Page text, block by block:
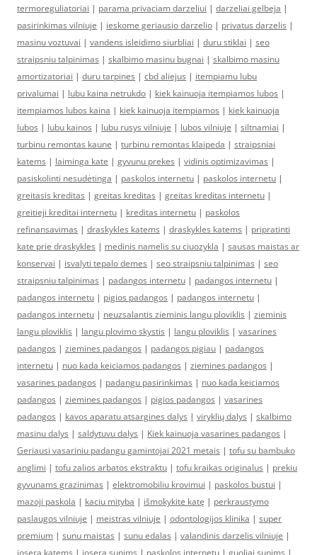
termoreguliatoriai | parama privaciam darzeliui | darzeliai gelbeja |
pasirinkimas vilniuje | ieskome geriausio darzelio | privatus darzelis |
masinu voztuvai | vandens isleidimo siurbliai | duru stiklai | seo
straipsniu talpinimas | skalbimo masinu bugnai | skalbimo masinu
amortizatoriai | duru tarpines | cbd aliejus | itempiamu lubu
privalumai | lubu kaina netrukdo | kiek kainuoja itempiamos lubos |
itempiamos lubos kaina | kiek kainuoja itempiamos | kiek kainuoja
lubos | lubu kainos | lubu rusys vilniuje | lubos vilniuje | siltnamiai |
turbinu remontas kaune | turbinu remontas klaipeda | straipsniai
katems | laiminga kate | gyvunu prekes | vidinis optimizavimas |
pasiskolinti nesudėtinga | paskolos internetu | paskolos internetu |
greitasis kreditas | greitas kreditas | greitas kreditas internetu |
greitieji kreditai internetu | kreditas internetu | paskolos
refinansavimas | draskykles katems | draskykles katems | pripratinti
kate prie draskykles | medinis namelis su ciuozykla | sausas maistas ar
konservai | isvalyti tepalo demes | seo straipsniu talpinimas | seo
straipsniu talpinimas | padangos internetu | padangos internetu |
padangos internetu | pigios padangos | padangos internetu |
padangos internetu | neuzsalantis zieminis langu ploviklis | zieminis
langu ploviklis | langu plovimo skystis | langu ploviklis | vasarines
padangos | ziemines padangos | padangos pigiau | padangos
internetu | nuo kada keiciamos padangos | ziemines padangos |
vasarines padangos | padangu pasirinkimas | nuo kada keiciamos
padangos | ziemines padangos | pigios padangos | vasarines
padangos | kavos aparatu atsargines dalys | viryklių dalys | skalbimo
masinu dalys | saldytuvu dalys | Kiek kainuoja vasarines padangos |
Geriausi vasariniu padangu gamintojai 2021 metais | tofu su bambuko
anglimi | tofu zalios arbatos ekstraktu | tofu kraikas originalus | prekiu
gyvunams grazinimas | elektromobiliu krovimui | paskolos bustui |
mazoji paskola | kaciu mityba | išmokykite katę | perkraustymo
paslaugos vilniuje | meistras vilniuje | odontologijos klinika | super
premium | sunu maistas | sunu edalas | valandinis darzelis vilniuje |
josera katems | josera sunims | paskolos internetu | guoliai sunims |